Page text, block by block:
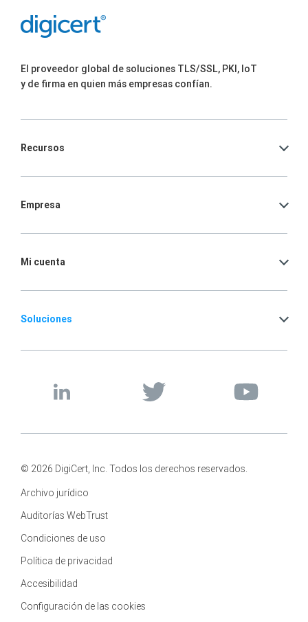
El proveedor global de soluciones TLS/SSL, PKI, IoT
y de firma en quien más empresas confían.
Recursos
Empresa
Mi cuenta
Soluciones
© 2026 DigiCert, Inc. Todos los derechos reservados.
Archivo jurídico
Auditorías WebTrust
Condiciones de uso
Política de privacidad
Accesibilidad
Configuración de las cookies